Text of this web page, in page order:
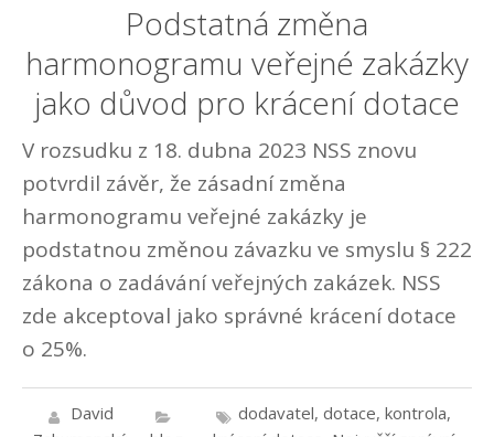
Podstatná změna
harmonogramu veřejné zakázky
jako důvod pro krácení dotace
V rozsudku z 18. dubna 2023 NSS znovu
potvrdil závěr, že zásadní změna
harmonogramu veřejné zakázky je
podstatnou změnou závazku ve smyslu § 222
zákona o zadávání veřejných zakázek. NSS
zde akceptoval jako správné krácení dotace
o 25%.
David
dodavatel, dotace, kontrola,